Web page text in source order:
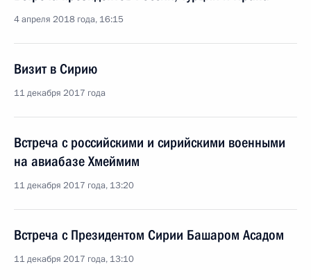
4 апреля 2018 года, 16:15
Визит в Сирию
11 декабря 2017 года
Встреча с российскими и сирийскими военными
на авиабазе Хмеймим
11 декабря 2017 года, 13:20
Встреча с Президентом Сирии Башаром Асадом
11 декабря 2017 года, 13:10